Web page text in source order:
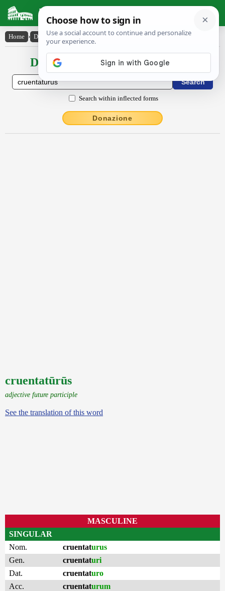
Latin Dictionary
Home › Declensions / Conjugations › cruentatūrūs
Declensions / Conjugations latin
Search within inflected forms
Donazione
cruentatūrūs
adjective future participle
See the translation of this word
MASCULINE
SINGULAR
Nom.
cruentaturus
Gen.
cruentaturi
Dat.
cruentaturo
Acc.
cruentaturum